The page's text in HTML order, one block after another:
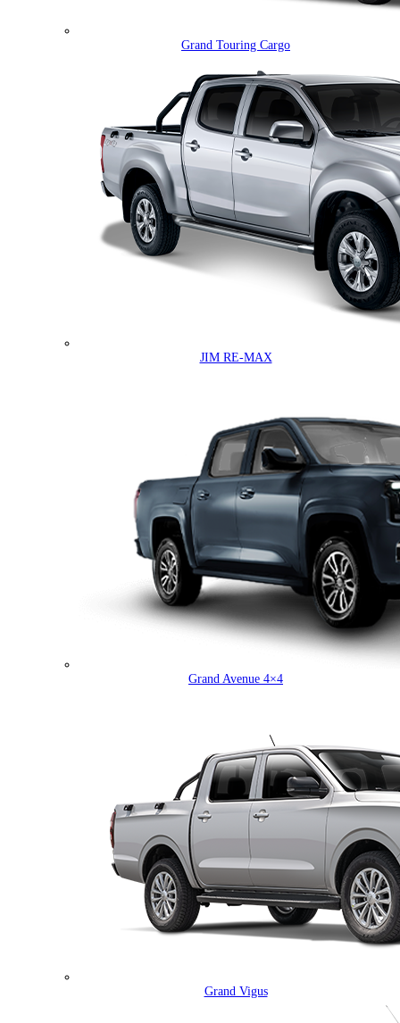
Grand Touring Cargo
JIM RE-MAX
Grand Avenue 4×4
Grand Vigus